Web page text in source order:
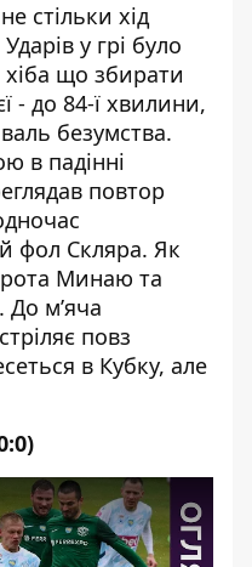
стільки хід
у грі було
що збирати
- до 84-ї хвилини,
безумства.
в падінні
повтор
фол Скляра. Як
Минаю та
До м’яча
повз
в Кубку, але